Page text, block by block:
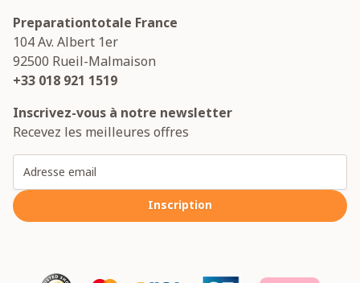
Preparationtotale France
104 Av. Albert 1er
92500 Rueil-Malmaison
+33 018 921 1519
Inscrivez-vous à notre newsletter
Recevez les meilleures offres
Inscription